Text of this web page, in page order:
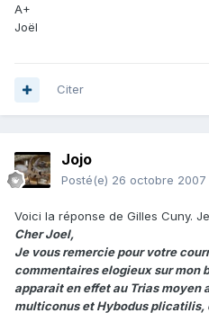
A+
Joël
Citer
Jojo
Posté(e) 26 octobre 2007
Voici la réponse de Gilles Cuny.
Cher Joel,
Je vous remercie pour votre
commentaires elogieux sur mon
apparait en effet au Trias moyen
multiconus et Hybodus plicatilis,